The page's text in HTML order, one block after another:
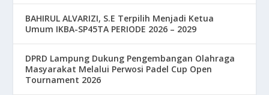
BAHIRUL ALVARIZI, S.E Terpilih Menjadi Ketua
Umum IKBA-SP45TA PERIODE 2026 – 2029
DPRD Lampung Dukung Pengembangan Olahraga
Masyarakat Melalui Perwosi Padel Cup Open
Tournament 2026